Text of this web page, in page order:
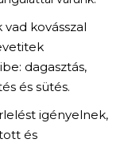
kovásszal
dagasztás,
és sütés.
igényelnek,
és